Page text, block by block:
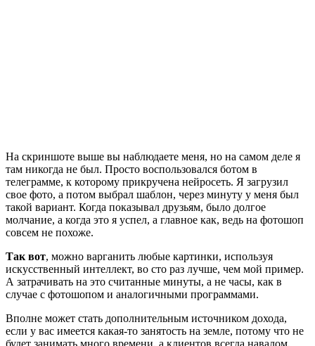
На скриншоте выше вы наблюдаете меня, но на самом деле я
там никогда не был. Просто воспользовался ботом в
телеграмме, к которому прикручена нейросеть. Я загрузил
свое фото, а потом выбрал шаблон, через минуту у меня был
такой вариант. Когда показывал друзьям, было долгое
молчание, а когда это я успел, а главное как, ведь на фотошоп
совсем не похоже.
Так вот, можно варганить любые картинки, используя
искусственный интеллект, во сто раз лучше, чем мой пример.
А затрачивать на это считанные минуты, а не часы, как в
случае с фотошопом и аналогичными программами.
Вполне может стать дополнительным источником дохода,
если у вас имеется какая-то занятость на земле, потому что не